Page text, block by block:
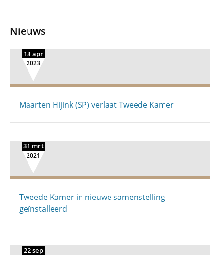
Nieuws
18 apr
2023
Maarten Hijink (SP) verlaat Tweede Kamer
31 mrt
2021
Tweede Kamer in nieuwe samenstelling
geïnstalleerd
22 sep